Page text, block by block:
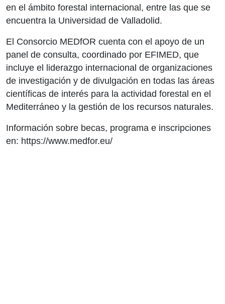
en el ámbito forestal internacional, entre las que se
encuentra la Universidad de Valladolid.
El Consorcio MEDfOR cuenta con el apoyo de un
panel de consulta, coordinado por EFIMED, que
incluye el liderazgo internacional de organizaciones
de investigación y de divulgación en todas las áreas
científicas de interés para la actividad forestal en el
Mediterráneo y la gestión de los recursos naturales.
Información sobre becas, programa e inscripciones
en: https://www.medfor.eu/